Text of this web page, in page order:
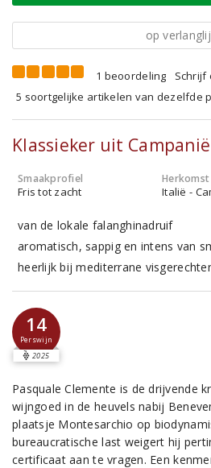
op
1 beoordeling
Schrijf
5 soortgelijke artikelen van dezelfde
Klassieker uit Campanië
Smaakprofiel
Fris tot zacht
Herkomst
Italië -
van de lokale falanghinadruif
aromatisch, sappig en intens van
heerlijk bij mediterrane
14
Perswijn
2025
Pasquale Clemente is de drijvende
wijngoed in de heuvels nabij
plaatsje Montesarchio op
bureaucratische last weigert hij
certificaat aan te vragen. Een